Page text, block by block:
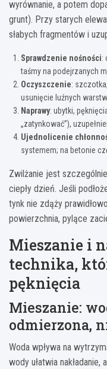
wyrównanie, a potem
grunt). Przy starych
słabych fragmentów i
Sprawdzenie nośności:
taśmy na podejrzanych
Oczyszczenie:
usunięcie luźnych
Naprawy: ubytki,
„zatynkować”),
Ujednolicenie
systemem; na betonie
Zwilżanie jest
ciepły dzień. Jeśli
tynk nie zdąży
powierzchnia, pylące
Mieszanie i
technika,
pęknięcia
Mieszanie:
odmierzona,
Woda wpływa na
wody ułatwia